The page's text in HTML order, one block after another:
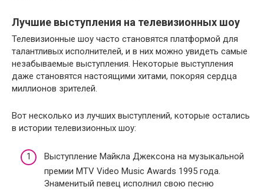
Лучшие выступления на телевизионных шоу
Телевизионные шоу часто становятся платформой для
талантливых исполнителей, и в них можно увидеть самые
незабываемые выступления. Некоторые выступления
даже становятся настоящими хитами, покоряя сердца
миллионов зрителей.
Вот несколько из лучших выступлений, которые остались
в истории телевизионных шоу:
Выступление Майкла Джексона на музыкальной
премии MTV Video Music Awards 1995 года.
Знаменитый певец исполнил свою песню